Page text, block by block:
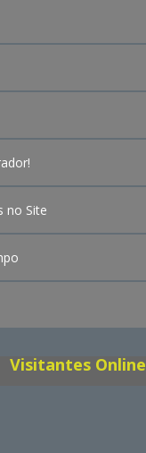
no Site
Visitantes Online